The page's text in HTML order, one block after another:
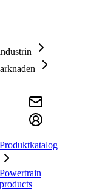
Produktkatalog
Powertrain
products